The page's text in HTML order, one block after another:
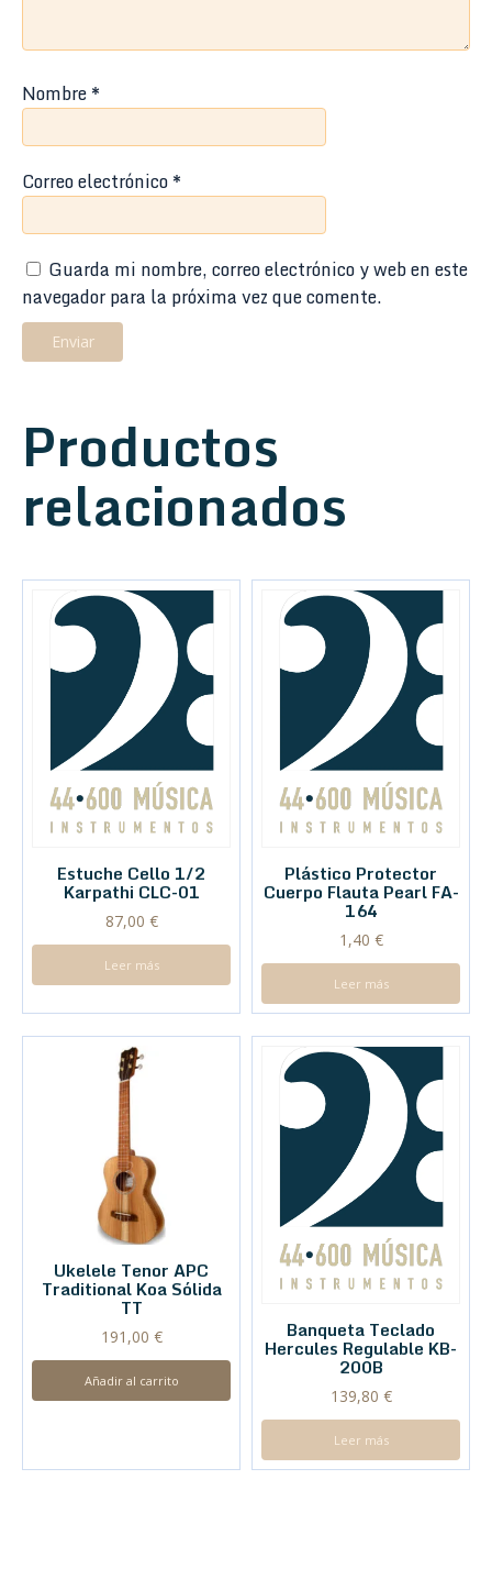
Nombre*
Correo electrónico*
Guarda mi nombre, correo electrónico y web en este
navegador para la próxima vez que comente.
Productos
relacionados
Estuche Cello 1/2
Karpathi CLC-01
87,00 €
Leer más
Plástico Protector
Cuerpo Flauta Pearl FA-
164
1,40 €
Leer más
Ukelele Tenor APC
Traditional Koa Sólida
TT
191,00 €
Añadir al carrito
Banqueta Teclado
Hercules Regulable KB-
200B
139,80 €
Leer más